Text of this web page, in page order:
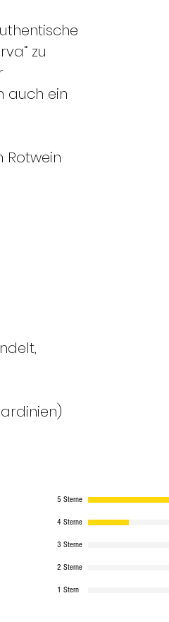
zu
auch ein
Rotwein
5 Sterne
4 Sterne
3 Sterne
2 Sterne
1 Stern